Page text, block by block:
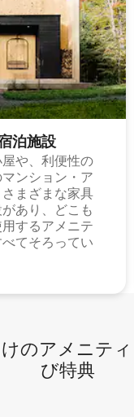
泊⁠施⁠設
や、利便性の
ンション・ア
まざまな家具
あり、どこも
するアメニテ
てそろってい
のア⁠メ⁠ニ⁠テ⁠
び特⁠典